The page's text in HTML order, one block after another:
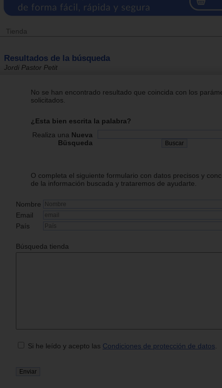
Tienda
Resultados de la búsqueda
Jordi Pastor Petit
No se han encontrado resultado que coincida con los
solicitados.
¿Esta bien escrita la palabra?
Realiza una Nueva
Büsqueda
O completa el siguiente formulario con datos precisos y
de la información buscada y trataremos de ayudarte.
Nombre
Email
País
Búsqueda tienda
Si he leído y acepto las Condiciones de protección de datos